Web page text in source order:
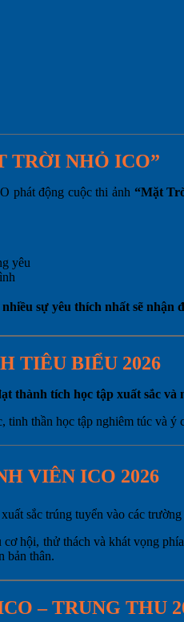
TRỜI NHỎ ICO”
phát động cuộc thi ảnh “Mặt
yêu
sự yêu thích nhất sẽ
TIÊU BIỂU 2026
thành tích học tập xuất sắc
tinh thần học tập nghiêm túc và
VIÊN ICO 2026
sắc trúng tuyển vào các
hội, thử thách và khát vọng
bản thân.
– TRUNG THU